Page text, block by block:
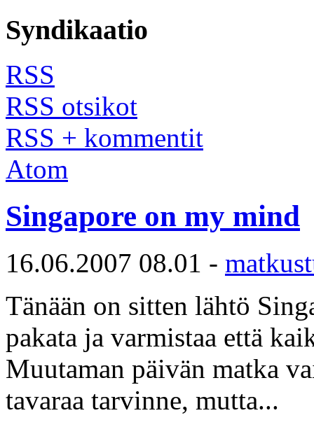
Syndikaatio
RSS
RSS otsikot
RSS + kommentit
Atom
Singapore on my mind
16.06.2007 08.01 -
Tänään on sitten lähtö
pakata ja varmistaa että
Muutaman päivän matka
tavaraa tarvinne, mutta...